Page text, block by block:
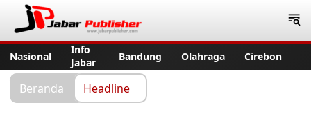
Nasional
Info
Jabar
Bandung Olahraga Cirebon
Beranda Headline